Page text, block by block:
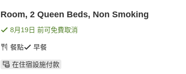
Room, 2 Queen Beds, Non Smoking
8月19日 前可免費取消
餐點 早餐
在住宿設施付款